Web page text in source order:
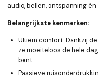
audio, bellen, ontspanning én
Belangrijkste kenmerken:
Ultiem comfort: Dankzij
ze moeiteloos de hele
bent.
Passieve